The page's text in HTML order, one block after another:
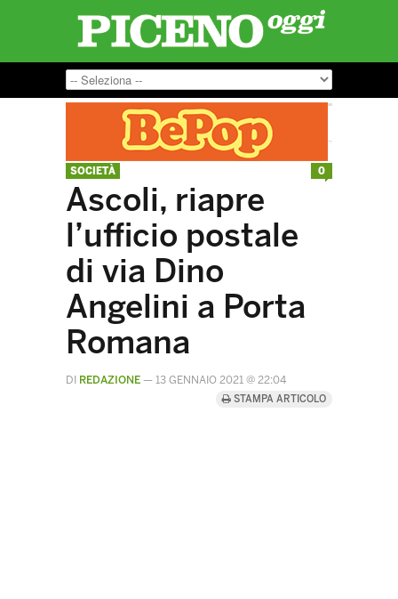
SOCIETÀ
Ascoli, riapre
l’ufficio postale
di via Dino
Angelini a Porta
Romana
DI REDAZIONE — 13 GENNAIO 2021 @ 22:04
STAMPA ARTICOLO
0